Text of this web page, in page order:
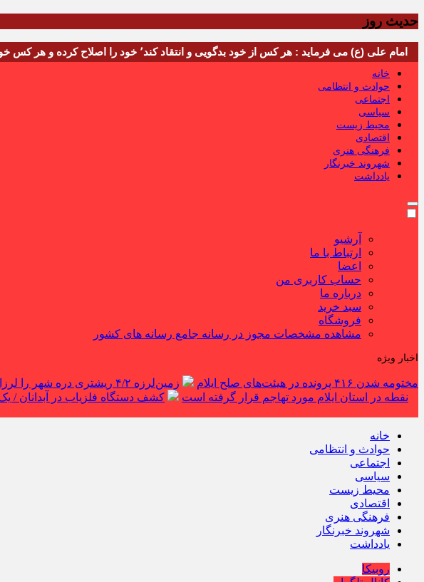
حدیث روز
امام علی (ع) می فرماید : هر کس از خود بدگویی و انتقاد کند٬ خود را اصلاح کرده و هر کس خودستایی نماید٬ پس به تحقیق خویش را تباه نموده است.
خانه
حوادث و انتظامی
اجتماعی
سیاسی
محیط زیست
اقتصادی
فرهنگی هنری
شهروند خبرنگار
یادداشت
آرشیو
ارتباط با ما
اعضا
حساب کاربری من
درباره ما
سبد خرید
فروشگاه
مشاهده مشخصات مجوز در رسانه جامع رسانه های کشور
اخبار ویژه
مختومه شدن ۴۱۶ پرونده در هیئت‌های صلح ایلام زمین‌لرزه ۴/۲ ریشتری دره شهر را لرزاند
نقطه در استان ایلام مورد تهاجم قرار گرفته است
کشف دستگاه فلزیاب در آبدانان /
خانه
حوادث و انتظامی
اجتماعی
سیاسی
محیط زیست
اقتصادی
فرهنگی هنری
شهروند خبرنگار
یادداشت
روبیکا